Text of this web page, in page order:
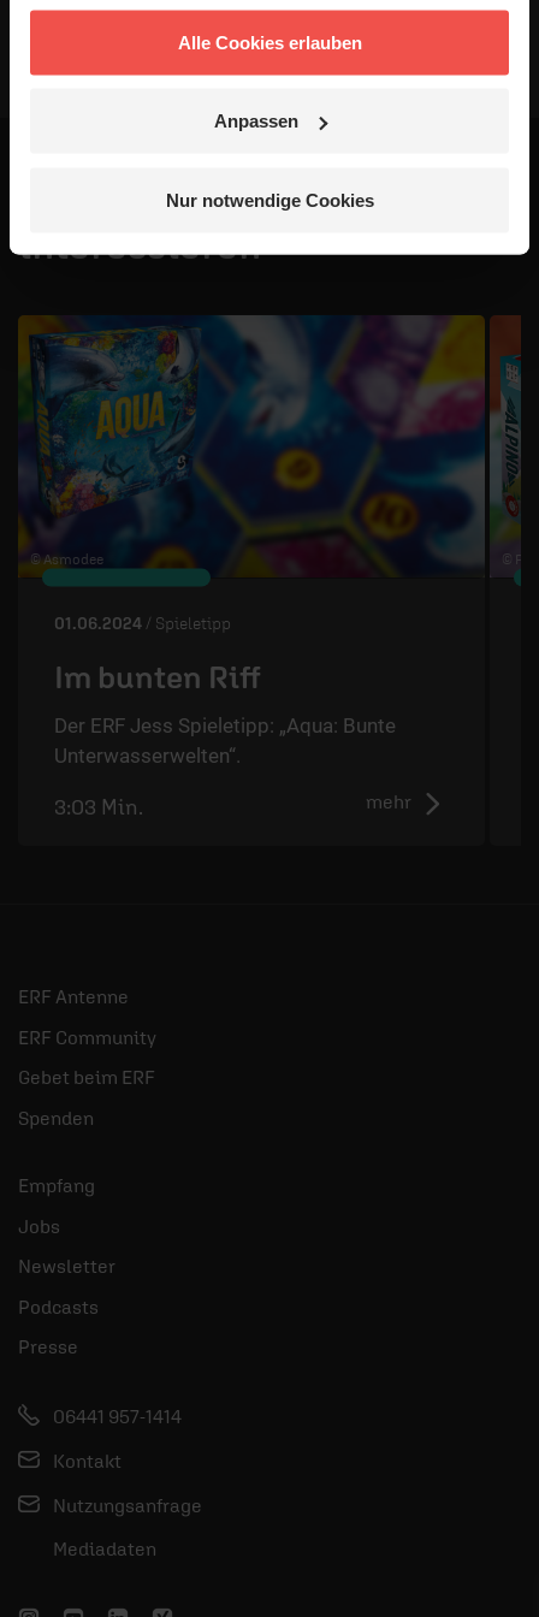
Alle Cookies erlauben
Anpassen
Nur notwendige Cookies
Das könnte dich auch
interessieren
© Asmodee
01.06.2024 / Spieletipp
Im bunten Riff
Der ERF Jess Spieletipp: „Aqua: Bunte
Unterwasserwelten“.
mehr
3:03 Min.
©
ERF Antenne
ERF Community
Gebet beim ERF
Spenden
Empfang
Jobs
Newsletter
Podcasts
Presse
06441 957-1414
Kontakt
Nutzungsanfrage
Mediadaten